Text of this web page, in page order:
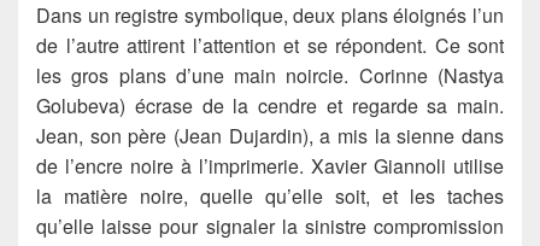
Dans un registre symbolique, deux plans éloignés l’un
de l’autre attirent l’attention et se répondent. Ce sont
les gros plans d’une main noircie. Corinne (Nastya
Golubeva) écrase de la cendre et regarde sa main.
Jean, son père (Jean Dujardin), a mis la sienne dans
de l’encre noire à l’imprimerie. Xavier Giannoli utilise
la matière noire, quelle qu’elle soit, et les taches
qu’elle laisse pour signaler la sinistre compromission